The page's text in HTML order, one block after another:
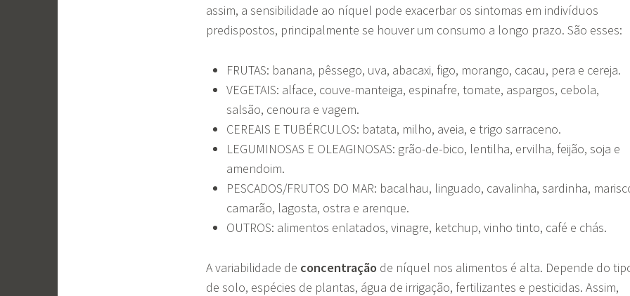
assim, a sensibilidade ao níquel pode exacerbar os sintomas em indivíduos
predispostos, principalmente se houver um consumo a longo prazo. São esses:
FRUTAS: banana, pêssego, uva, abacaxi, figo, morango, cacau, pera e cereja.
VEGETAIS: alface, couve-manteiga, espinafre, tomate, aspargos, cebola,
salsão, cenoura e vagem.
CEREAIS E TUBÉRCULOS: batata, milho, aveia, e trigo sarraceno.
LEGUMINOSAS E OLEAGINOSAS: grão-de-bico, lentilha, ervilha, feijão, soja e
amendoim.
PESCADOS/FRUTOS DO MAR: bacalhau, linguado, cavalinha, sardinha,
camarão, lagosta, ostra e arenque.
OUTROS: alimentos enlatados, vinagre, ketchup, vinho tinto, café e chás.
A variabilidade de concentração de níquel nos alimentos é alta. Depende do
de solo, espécies de plantas, água de irrigação, fertilizantes e pesticidas. Assim,